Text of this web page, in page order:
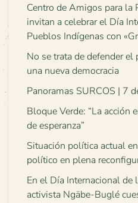
Centro de Amigos para la
invitan a celebrar el Día
Pueblos Indígenas con
No se trata de defender
una nueva democracia
Panoramas SURCOS | 7
Bloque Verde: “La acción
de esperanza”
Situación política actual
político en plena
En el Día Internacional
activista Ngäbe-Buglé